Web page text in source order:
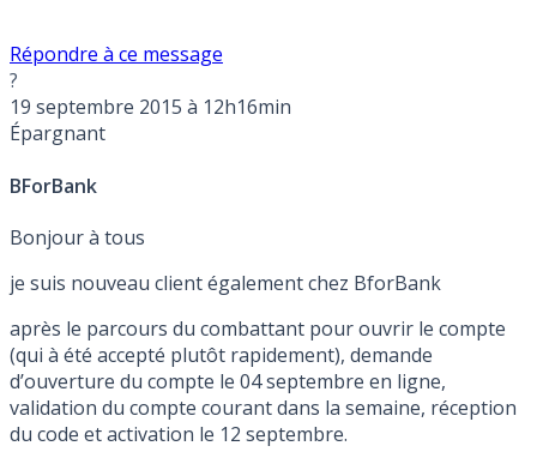
Répondre à ce message
?
19 septembre 2015 à 12h16min
Épargnant
BForBank
Bonjour à tous
je suis nouveau client également chez BforBank
après le parcours du combattant pour ouvrir le compte
(qui à été accepté plutôt rapidement), demande
d’ouverture du compte le 04 septembre en ligne,
validation du compte courant dans la semaine, réception
du code et activation le 12 septembre.